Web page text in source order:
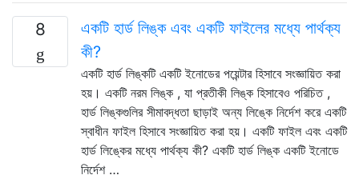
8
একটি হার্ড লিঙ্ক এবং একটি ফাইলের মধ্যে পার্থক্য
কী?
একটি হার্ড লিঙ্কটি একটি ইনোডের পয়েন্টার হিসাবে সংজ্ঞায়িত করা
হয়। একটি নরম লিঙ্ক , যা প্রতীকী লিঙ্ক হিসাবেও পরিচিত ,
হার্ড লিঙ্কগুলির সীমাবদ্ধতা ছাড়াই অন্য লিঙ্কে নির্দেশ করে একটি
স্বাধীন ফাইল হিসাবে সংজ্ঞায়িত করা হয়। একটি ফাইল এবং একটি
হার্ড লিঙ্কের মধ্যে পার্থক্য কী? একটি হার্ড লিঙ্ক একটি ইনোডে
নির্দেশ …